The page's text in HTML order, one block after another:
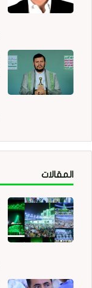
المقالات